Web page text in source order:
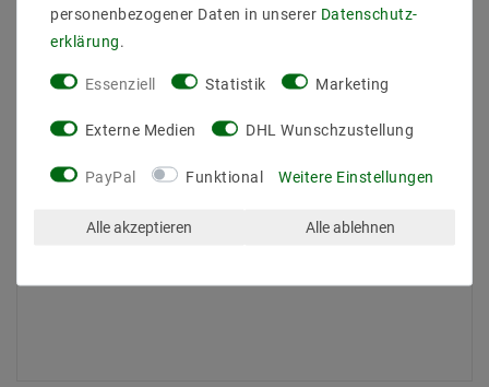
Elektrische Verbindung herstellen
Sicherstellen, dass die Leuchte ordnungsgemäß
Ihre Vorteile im Shop
Schnelle Lieferung
Große Auswahl an LED-Produkten
Jetzt bestellen!
personenbezogener Daten in unserer Daten­schutz­
erklärung
Essenziell Statistik Marketing
Externe Medien DHL Wunschzustellung
PayPal Funktional Weitere Einstellungen
Alle akzeptieren Alle ablehnen